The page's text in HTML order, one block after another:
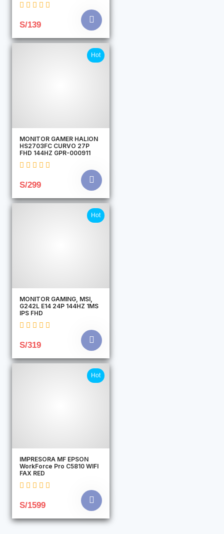
S/139
Hot
MONITOR GAMER HALION
HS2703FC CURVO 27P
FHD 144HZ GPR-000911
S/299
Hot
MONITOR GAMING, MSI,
G242L E14 24P 144HZ 1MS
IPS FHD
S/319
Hot
IMPRESORA MF EPSON
WorkForce Pro C5810 WIFI
FAX RED
S/1599